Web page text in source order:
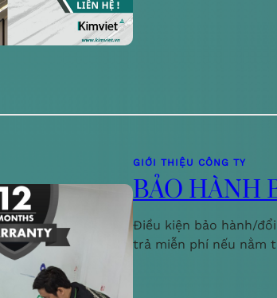
GIỚI THIỆU CÔNG TY
BẢO HÀNH
Điều kiện bảo hành/
trả miễn phí nếu nằm